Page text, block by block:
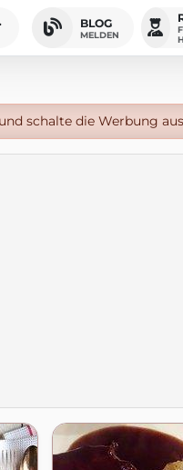
POT
BLOG
MELDEN
schalte die Werbung